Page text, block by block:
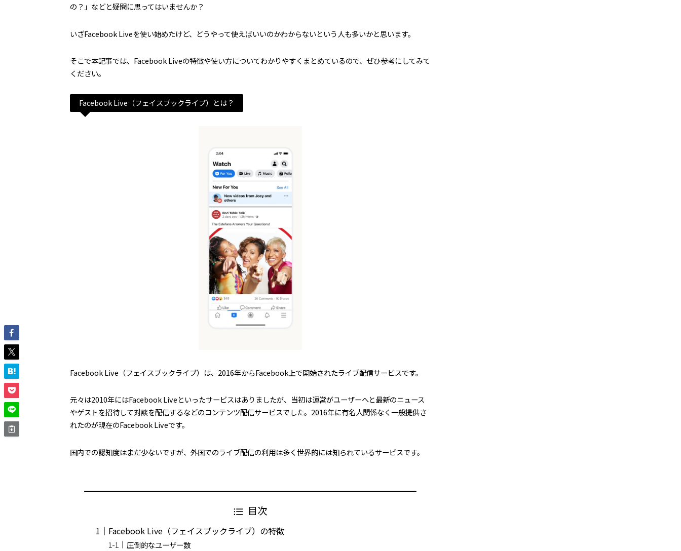
の？」などと疑問に思ってはいませんか？
いざFacebook Liveを使い始めたけど、どうやって使えばいいのかわからないという人も多いかと思います。
そこで本記事では、Facebook Liveの特徴や使い方についてわかりやすくまとめているので、ぜひ参考にしてみて
ください。
Facebook Live（フェイスブックライブ）とは？
Facebook Live（フェイスブックライブ）は、2016年からFacebook上で開始されたライブ配信サービスです。
元々は2010年にはFacebook Liveといったサービスはありましたが、当初は運営がユーザーへと最新のニュース
やゲストを招待して対談を配信するなどのコンテンツ配信サービスでした。2016年に有名人関係なく一般提供さ
れたのが現在のFacebook Liveです。
国内での認知度はまだ少ないですが、外国でのライブ配信の利用は多く世界的には知られているサービスです。
目次
Facebook Live（フェイスブックライブ）の特徴
圧倒的なユーザー数